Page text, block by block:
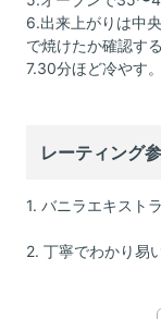
6.出来上がりは中
で焼けたか確認する
7.30分ほど冷やす。
レーティング
1. バニラエキスト
2. 丁寧でわかり易